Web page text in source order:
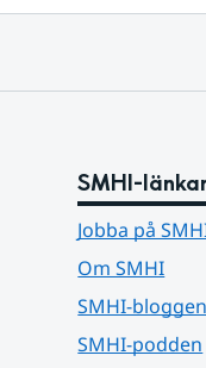
SMHI-
Jobba på
Om SMHI
SMHI-bloggen
SMHI-podden